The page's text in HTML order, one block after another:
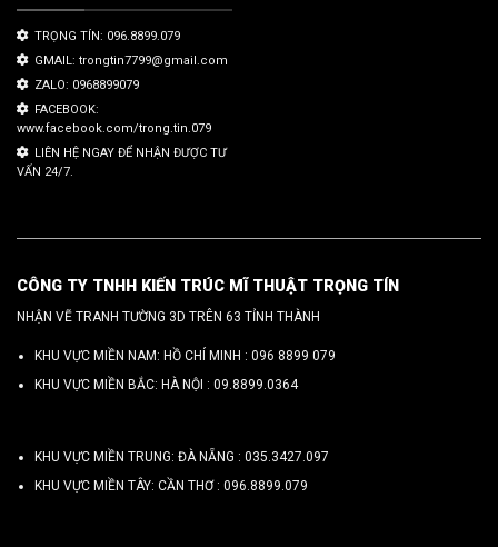
TRỌNG TÍN: 096.8899.079
GMAIL: trongtin7799@gmail.com
ZALO: 0968899079
FACEBOOK:
www.facebook.com/trong.tin.079
LIÊN HỆ NGAY ĐỂ NHẬN ĐƯỢC TƯ
VẤN 24/7.
CÔNG TY TNHH KIẾN TRÚC MĨ THUẬT TRỌNG TÍN
NHẬN VẼ TRANH TƯỜNG 3D TRÊN 63 TỈNH THÀNH
KHU VỰC MIỀN NAM: HỒ CHÍ MINH : 096 8899 079
KHU VỰC MIỀN BẮC: HÀ NỘI : 09.8899.0364
KHU VỰC MIỀN TRUNG: ĐÀ NẴNG : 035.3427.097
KHU VỰC MIỀN TÂY: CẦN THƠ : 096.8899.079